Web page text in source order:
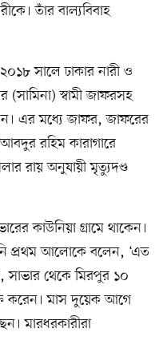
তাঁর বাল্যবিবাহ
সালে ঢাকার নারী ও
(সামিনা) স্বামী জাফরসহ
এর মধ্যে জাফর, জাফরের
রহিম কারাগারে
রায় অনুযায়ী মৃত্যুদণ্ড
কাউনিয়া গ্রামে থাকেন।
প্রথম আলোকে বলেন, ‘এত
সাভার থেকে মিরপুর ১০
করেন। মাস দুয়েক আগে
মারধরকারীরা